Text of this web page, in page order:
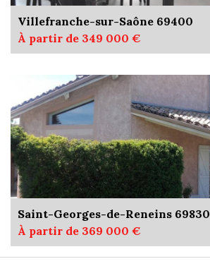
Villefranche-sur-Saône 69400
À partir de 349 000 €
Saint-Georges-de-Reneins 69830
À partir de 369 000 €